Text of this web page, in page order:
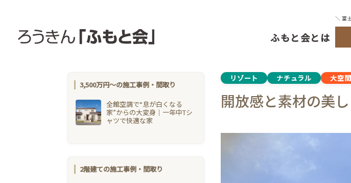
ふもと会とは
＼ 富
3,500万円〜の施工事例・間取り
全館空調で“息が白くなる
家”からの大変身｜一年中Tシ
ャツで快適な家
2階建ての施工事例・間取り
リゾート ナチュラル 大空
開放感と素材の美